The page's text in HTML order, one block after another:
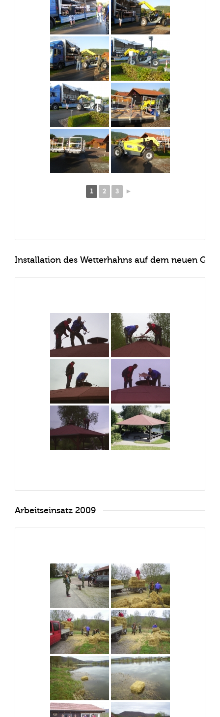
1 2 3 ►
Installation des Wetterhahns auf dem neuen
Arbeitseinsatz 2009